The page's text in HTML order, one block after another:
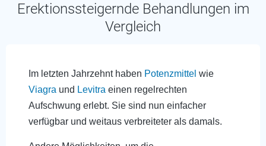
Erektionssteigernde Behandlungen im
Vergleich
Im letzten Jahrzehnt haben Potenzmittel wie
Viagra und Levitra einen regelrechten
Aufschwung erlebt. Sie sind nun einfacher
verfügbar und weitaus verbreiteter als damals.